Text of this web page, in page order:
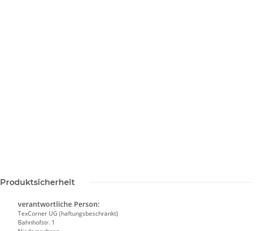
verantwortliche Person:
TexCorner UG (haftungsbeschränkt)
Bahnhofstr. 1